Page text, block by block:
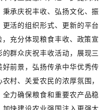
承庆祝丰收、弘扬文化、振
活的组织形式、更新的平台
，充分体现粮食丰收、政策宣
群众庆祝丰收活动，展现三
前景，弘扬传承中华优秀传
村、关爱农民的浓厚氛围，
力确保粮食和重要农产品稳